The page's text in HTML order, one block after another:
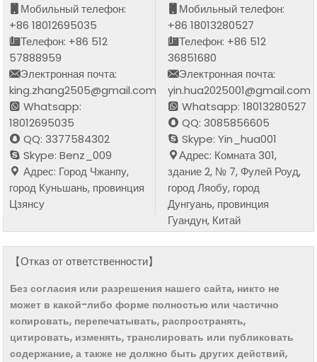
Мобильный телефон:
+86 18012695035
Телефон: +86 512
57888959
Электронная почта:
king.zhang2505@gmail.com
Whatsapp:
18012695035
QQ: 3377584302
Skype: Benz_009
Адрес: Город Чжанпу,
город Куньшань, провинция
Цзянсу
Мобильный телефон:
+86 18013280527
Телефон: +86 512
36851680
Электронная почта:
yin.hua2025001@gmail.com
Whatsapp: 18013280527
QQ: 3085856605
Skype: Yin_hua001
Адрес: Комната 301,
здание 2, № 7, Фулей Роуд,
город Ляобу, город
Дунгуань, провинция
Гуандун, Китай
【Отказ от ответственности】
Без согласия или разрешения нашего сайта, никто не
может в какой-либо форме полностью или частично
копировать, перепечатывать, распространять,
цитировать, изменять, транслировать или публиковать
содержание, а также не должно быть других действий,